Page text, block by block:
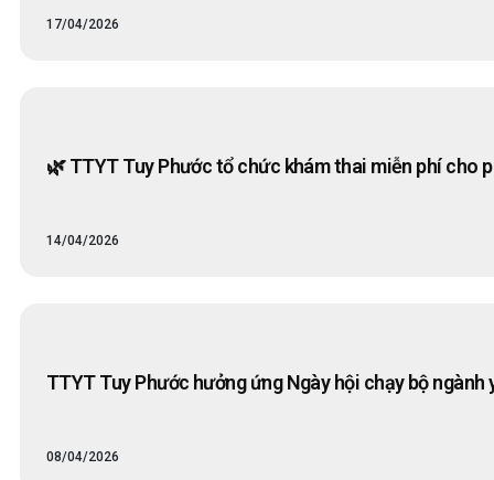
17/04/2026
🌿 TTYT Tuy Phước tổ chức khám thai miễn phí cho
14/04/2026
TTYT Tuy Phước hưởng ứng Ngày hội chạy bộ
08/04/2026